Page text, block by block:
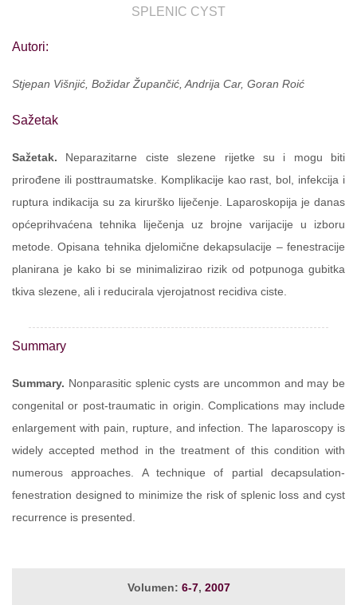
SPLENIC CYST
Autori:
Stjepan Višnjić, Božidar Župančić, Andrija Car, Goran Roić
Sažetak
Sažetak. Neparazitarne ciste slezene rijetke su i mogu biti
prirođene ili posttraumatske. Komplikacije kao rast, bol, infekcija i
ruptura indikacija su za kirurško liječenje. Laparoskopija je danas
općeprihvaćena tehnika liječenja uz brojne varijacije u izboru
metode. Opisana tehnika djelomične dekapsulacije – fenestracije
planirana je kako bi se minimalizirao rizik od potpunoga gubitka
tkiva slezene, ali i reducirala vjerojatnost recidiva ciste.
Summary
Summary. Nonparasitic splenic cysts are uncommon and may be
congenital or post-traumatic in origin. Complications may include
enlargement with pain, rupture, and infection. The laparoscopy is
widely accepted method in the treatment of this condition with
numerous approaches. A technique of partial decapsulation-
fenestration designed to minimize the risk of splenic loss and cyst
recurrence is presented.
Volumen: 6-7, 2007